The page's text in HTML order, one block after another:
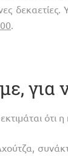
δεκαετίες.
για